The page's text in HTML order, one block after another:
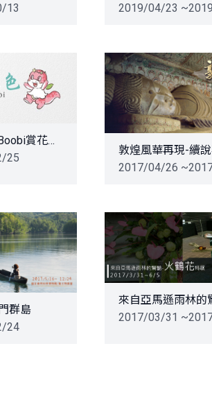
13
2019/04/23
茶顏觀色— 跟著Lily & Boobi賞花趣特展
25
敦煌風華再現-續
2017/04/26
群島
24
來自亞馬遜雨林的
2017/03/31